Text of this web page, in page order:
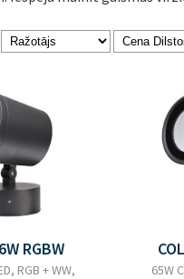
RGBW
RGB + WW,
65W